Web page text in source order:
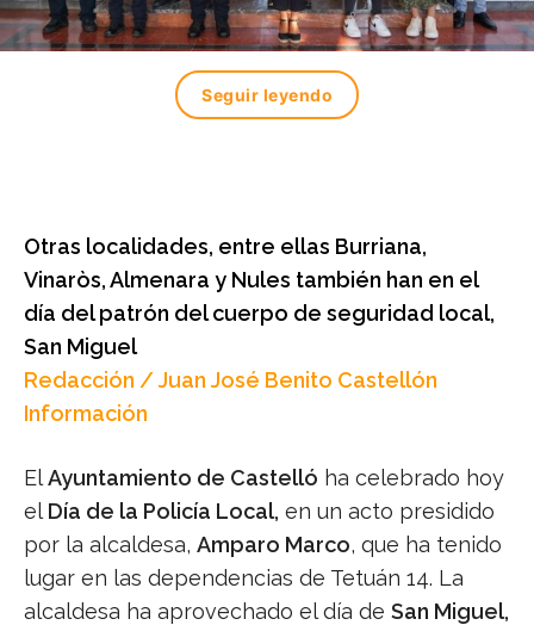
Seguir leyendo
Otras localidades, entre ellas Burriana,
Vinaròs, Almenara y Nules también han en el
día del patrón del cuerpo de seguridad local,
San Miguel
Redacción / Juan José Benito Castellón
Información
ElAyuntamiento de Castelló ha celebrado hoy
el Día de la Policía Local, en un acto presidido
por la alcaldesa, Amparo Marco, que ha tenido
lugar en las dependencias de Tetuán 14. La
alcaldesa ha aprovechado el día de San Miguel,